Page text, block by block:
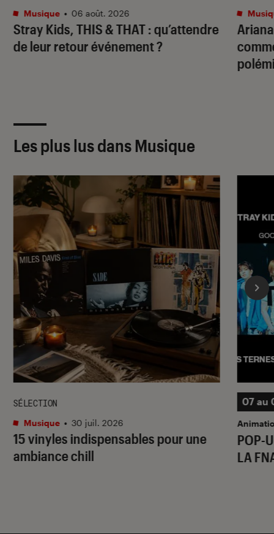
Stray Kids, THIS & THAT: qu’attendre
de leur retour événement ?
Musique • 06 août. 2026
Les plus lus dans Musique
15 vinyles indispensables pour une
ambiance chill
SÉLECTION
Musique • 30 juil. 2026
POP-
LA
07 au